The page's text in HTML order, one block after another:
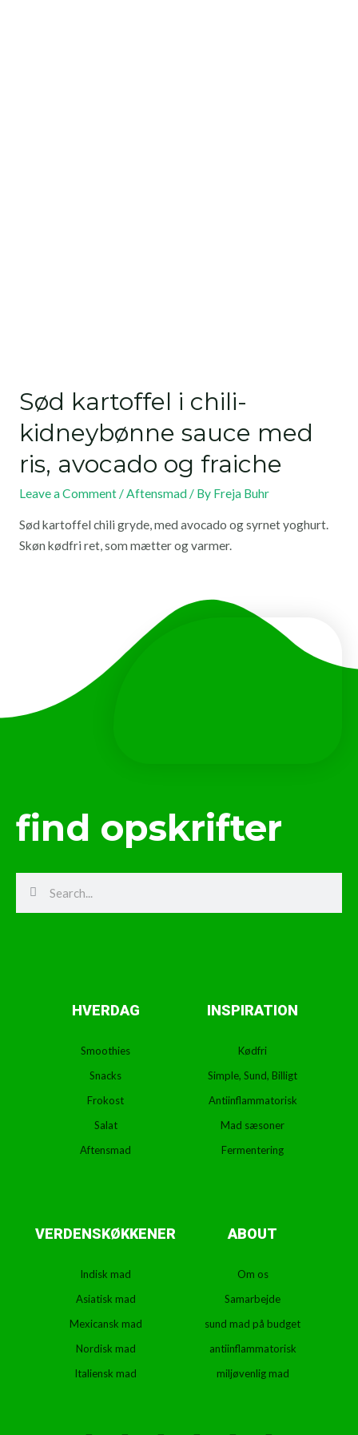
Sød kartoffel i chili-
kidneybønne sauce med
ris, avocado og fraiche
Leave a Comment /Aftensmad/ By Freja Buhr
Sød kartoffel chili gryde, med avocado og syrnet yoghurt.
Skøn kødfri ret, som mætter og varmer.
find opskrifter
HVERDAG
Smoothies
Snacks
Frokost
Salat
Aftensmad
INSPIRATION
Kødfri
Simple, Sund, Billigt
Antiinflammatorisk
Mad sæsoner
Fermentering
VERDENSKØKKENER
Indisk mad
Asiatisk mad
Mexicansk mad
Nordisk mad
Italiensk mad
ABOUT
Om os
Samarbejde
sund mad på budget
antiinflammatorisk
miljøvenlig mad